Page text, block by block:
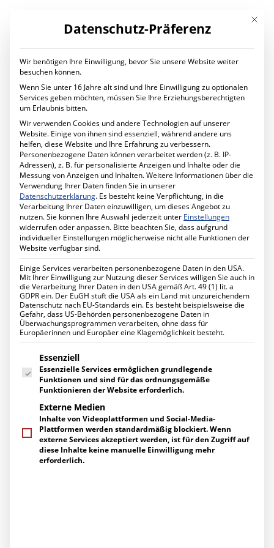
LEISTUNGEN
Digitaler Wandel im Unternehmen
Ihr Projekt mit uns
IT Services
Planung und Betrieb
IT Managed Services
Ihr Projekt mit uns
Cyber Security
Mehr Sicherheit für Ihr Unternehmen
Förderprogramm MID-Digitale Sicherheit
Ihr Projekt mit uns
Schule Digital
Unterricht digital gestalten
Ihr Projekt mit uns
Cabling Solutions
Strukturierte Verkabelung im Gebäude
Ihr Projekt mit uns
Datenschutz
Datenschutz für Ihr Unternehmen
Ihr Projekt mit uns
UNTERNEHMEN
Über uns
Management
Ihre Ansprechpartner
Engagement
Zertifizierungen
Herstellerpartner
Referenzen
KARRIERE
Stellenangebote
Ausbildung
AKTUELLES
News
Events
Pressemitteilungen
WLAN
Startseite Posts Tagged "WLAN"
Mit
Datenschutz-Präferenz
Wir benötigen Ihre Einwilligung, bevor Sie unsere Website weiter
besuchen können.
Wenn Sie unter 16 Jahre alt sind und Ihre Einwilligung zu optionalen
Services geben möchten, müssen Sie Ihre Erziehungsberechtigten
um Erlaubnis bitten.
Wir verwenden Cookies und andere Technologien auf unserer
Website. Einige von ihnen sind essenziell, während andere uns
helfen, diese Website und Ihre Erfahrung zu verbessern.
Personenbezogene Daten können verarbeitet werden (z. B. IP-
Adressen), z. B. für personalisierte Anzeigen und Inhalte oder die
Messung von Anzeigen und Inhalten.Weitere Informationen über die
Verwendung Ihrer Daten finden Sie in unserer
Datenschutzerklärung. Es besteht keine Verpflichtung, in die
Verarbeitung Ihrer Daten einzuwilligen, um dieses Angebot zu
nutzen.Sie können Ihre Auswahl jederzeit unter Einstellungen
widerrufen oder anpassen. Bitte beachten Sie, dass aufgrund
individueller Einstellungen möglicherweise nicht alle Funktionen der
Website verfügbar sind.
Einige Services verarbeiten personenbezogene Daten in den USA.
Mit Ihrer Einwilligung zur Nutzung dieser Services willigen Sie auch in
die Verarbeitung Ihrer Daten in den USA gemäß Art. 49 (1) lit. a
GDPR ein. Der EuGH stuft die USA als ein Land mit unzureichendem
Datenschutz nach EU-Standards ein. Es besteht beispielsweise die
Gefahr, dass US-Behörden personenbezogene Daten in
Überwachungsprogrammen verarbeiten, ohne dass für
Europäerinnen und Europäer eine Klagemöglichkeit besteht.
Es folgt eine Liste der Service-Gruppen, für die eine Einwilligung
Essenziell
Essenzielle Services ermöglichen grundlegende
Funktionen und sind für das ordnungsgemäße
Funktionieren der Website erforderlich.
Externe Medien
Inhalte von Videoplattformen und Social-Media-
Plattformen werden standardmäßig blockiert. Wenn
externe Services akzeptiert werden, ist für den Zugriff auf
diese Inhalte keine manuelle Einwilligung mehr
erforderlich.